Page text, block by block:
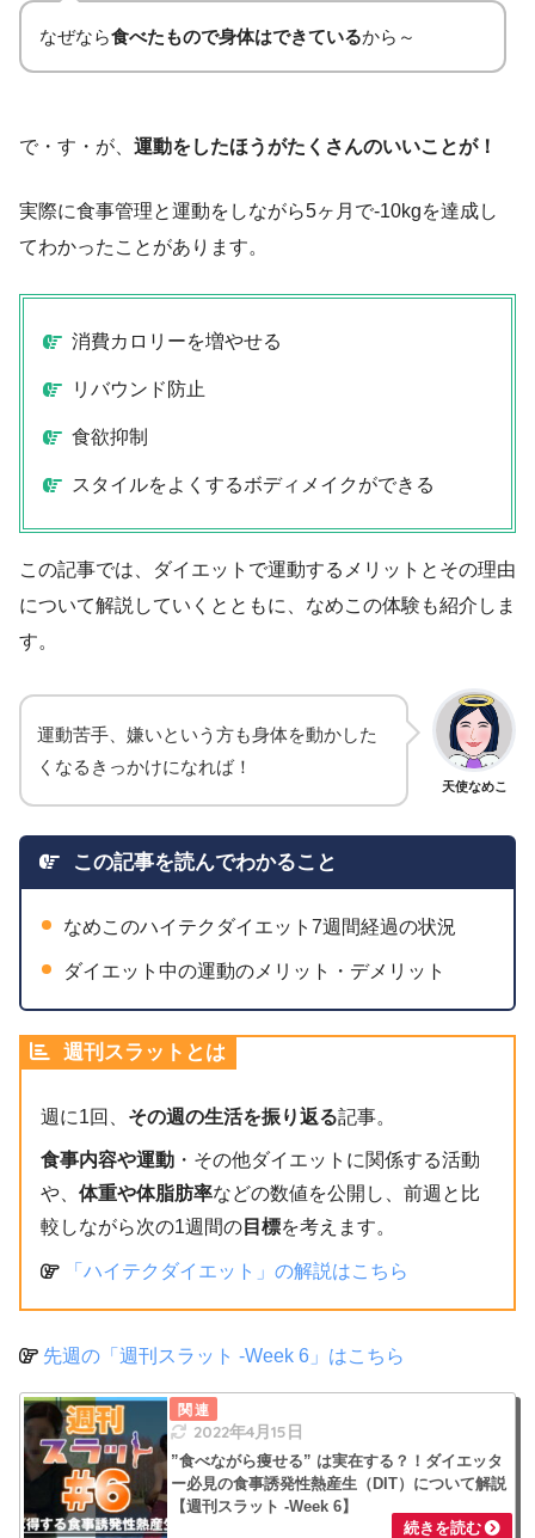
なぜなら食べたもので身体はできているから～
で・す・が、 運動をしたほうがたくさんのいいことが！
実際に食事管理と運動をしながら5ヶ月で-10kgを達成し
てわかったことがあります。
消費カロリーを増やせる
リバウンド防止
食欲抑制
スタイルをよくするボディメイクができる
この記事では、ダイエットで運動するメリットとその理由
について解説していくとともに、なめこの体験も紹介しま
す。
天使なめこ
運動苦手、嫌いという方も身体を動かした
くなるきっかけになれば！
この記事を読んでわかること
なめこのハイテクダイエット7週間経過の状況
ダイエット中の運動のメリット・デメリット
週刊スラットとは
週に1回、 その週の生活を振り返る記事。
食事内容や運動 ・その他ダイエットに関係する活動
や、 体重や体脂肪率などの数値を公開し、前週と比
較しながら次の1週間の 目標を考えます。
「ハイテクダイエット」の解説はこちら
先週の「週刊スラット -Week 6」はこちら
2022年4月15日
”食べながら痩せる” は実在する？！ダイエッタ
ー必見の食事誘発性熱産生（DIT）について解説
【週刊スラット -Week 6】